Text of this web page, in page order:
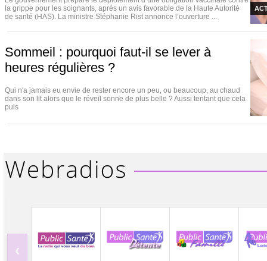
la grippe pour les soignants, après un avis favorable de la Haute Autorité
de santé (HAS). La ministre Stéphanie Rist annonce l’ouverture ...
Sommeil : pourquoi faut-il se lever à
heures régulières ?
Qui n'a jamais eu envie de rester encore un peu, ou beaucoup, au chaud
dans son lit alors que le réveil sonne de plus belle ? Aussi tentant que cela
puis
‹